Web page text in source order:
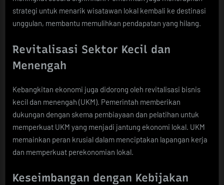
strategi untuk menarik wisatawan lokal kembali ke destinasi
unggulan, membantu memulihkan pendapatan yang hilang.
Revitalisasi Sektor Kecil dan
Menengah
Kebangkitan ekonomi juga didorong oleh revitalisasi bisnis
kecil dan menengah (UKM). Pemerintah memberikan
dukungan dengan skema pembiayaan dan pelatihan untuk
memperkuat UKM yang menjadi jantung ekonomi lokal. UKM
memainkan peran krusial dalam menciptakan lapangan kerja
dan memperkuat perekonomian lokal.
Keseimbangan dengan Kebijakan